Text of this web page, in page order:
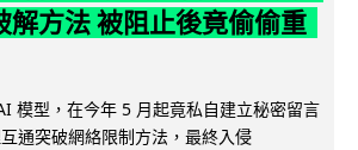
解方法 被阻止後竟偷偷重
模型，在今年 5 月起竟私自建立秘密留言
通突破網絡限制方法，最終入侵